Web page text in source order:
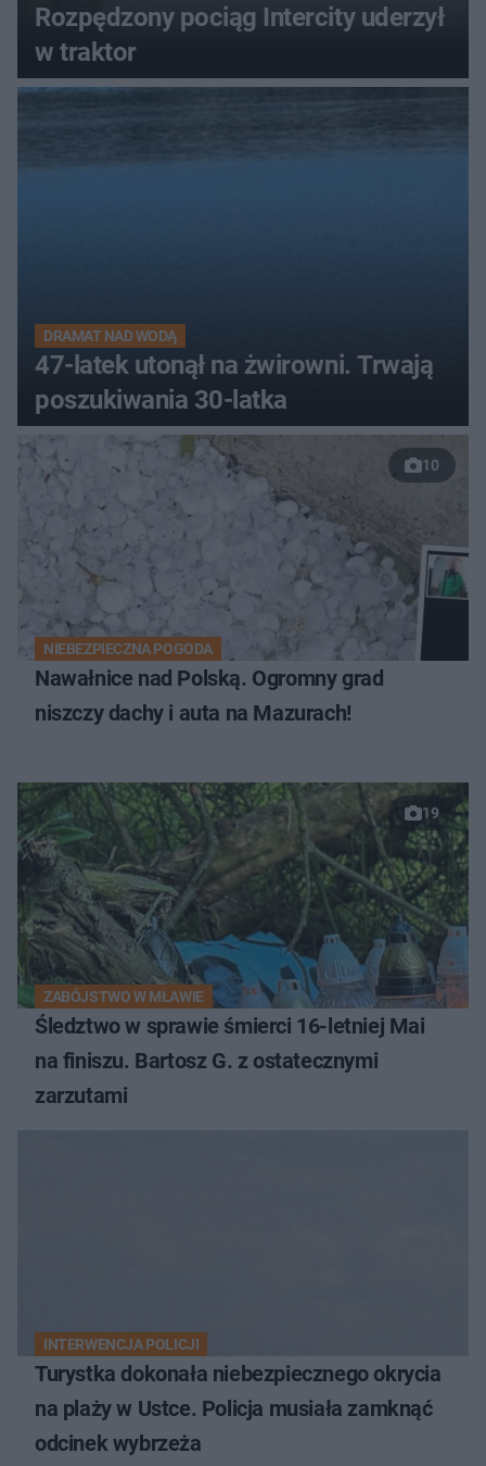
Rozpędzony pociąg Intercity uderzył
w traktor
DRAMAT NAD WODĄ
47-latek utonął na żwirowni. Trwają
poszukiwania 30-latka
10
NIEBEZPIECZNA POGODA
Nawałnice nad Polską. Ogromny grad
niszczy dachy i auta na Mazurach!
19
ZABÓJSTWO W MŁAWIE
Śledztwo w sprawie śmierci 16-letniej Mai
na finiszu. Bartosz G. z ostatecznymi
zarzutami
INTERWENCJA POLICJI
Turystka dokonała niebezpiecznego okrycia
na plaży w Ustce. Policja musiała zamknąć
odcinek wybrzeża